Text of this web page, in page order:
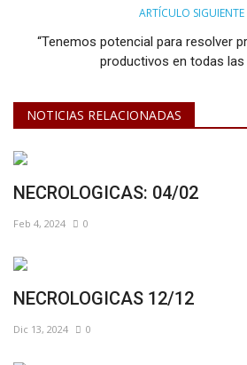
ARTÍCULO SIGUIENTE
“Tenemos potencial para resolver
productivos en todas las
NOTICIAS RELACIONADAS
NECROLOGICAS: 04/02
Feb 4, 2024 0
NECROLOGICAS 12/12
Dic 13, 2024 0